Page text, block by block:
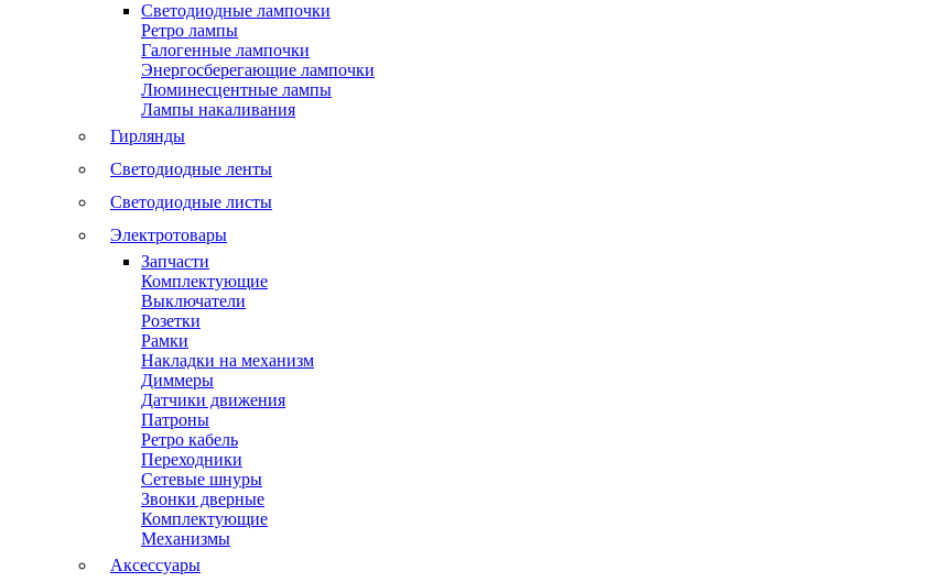
Светодиодные лампочки
Ретро лампы
Галогенные лампочки
Энергосберегающие лампочки
Люминесцентные лампы
Лампы накаливания
Гирлянды
Светодиодные ленты
Светодиодные листы
Электротовары
Запчасти
Комплектующие
Выключатели
Розетки
Рамки
Накладки на механизм
Диммеры
Датчики движения
Патроны
Ретро кабель
Переходники
Сетевые шнуры
Звонки дверные
Комплектующие
Механизмы
Аксессуары